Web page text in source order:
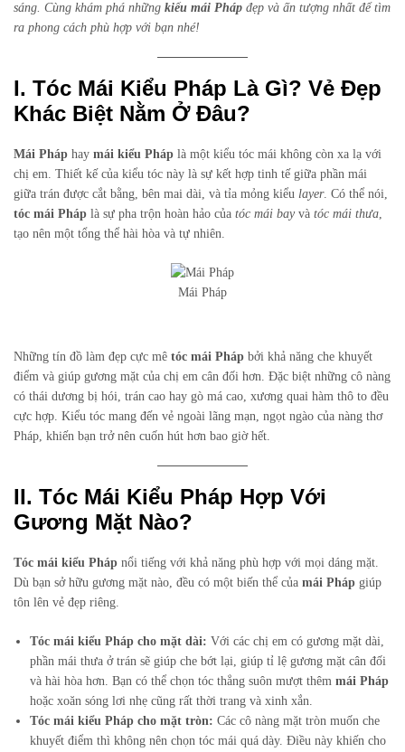
sáng. Cùng khám phá những kiểu mái Pháp đẹp và ấn tượng nhất để tìm
ra phong cách phù hợp với bạn nhé!
I. Tóc Mái Kiểu Pháp Là Gì? Vẻ Đẹp
Khác Biệt Nằm Ở Đâu?
Mái Pháp hay mái kiểu Pháp là một kiểu tóc mái không còn xa lạ với
chị em. Thiết kế của kiểu tóc này là sự kết hợp tinh tế giữa phần mái
giữa trán được cắt bằng, bên mai dài, và tỉa mỏng kiểu layer. Có thể nói,
tóc mái Pháp là sự pha trộn hoàn hảo của tóc mái bayvà tóc mái thưa
tạo nên một tổng thể hài hòa và tự nhiên.
Mái Pháp
Những tín đồ làm đẹp cực mê tóc mái Pháp bởi khả năng che khuyết
điểm và giúp gương mặt của chị em cân đối hơn. Đặc biệt những cô nàng
có thái dương bị hói, trán cao hay gò má cao, xương quai hàm thô to đều
cực hợp. Kiểu tóc mang đến vẻ ngoài lãng mạn, ngọt ngào của nàng thơ
Pháp, khiến bạn trở nên cuốn hút hơn bao giờ hết.
II. Tóc Mái Kiểu Pháp Hợp Với
Gương Mặt Nào?
Tóc mái kiểu Pháp nổi tiếng với khả năng phù hợp với mọi dáng mặt.
Dù bạn sở hữu gương mặt nào, đều có một biến thể của mái Pháp giúp
tôn lên vẻ đẹp riêng.
Tóc mái kiểu Pháp cho mặt dài: Với các chị em có gương mặt dài,
phần mái thưa ở trán sẽ giúp che bớt lại, giúp tỉ lệ gương mặt cân đối
và hài hòa hơn. Bạn có thể chọn tóc thẳng suôn mượt thêmmái Pháp
hoặc xoăn sóng lơi nhẹ cũng rất thời trang và xinh xắn.
Tóc mái kiểu Pháp cho mặt tròn: Các cô nàng mặt tròn muốn che
khuyết điểm thì không nên chọn tóc mái quá dày. Điều này khiến cho